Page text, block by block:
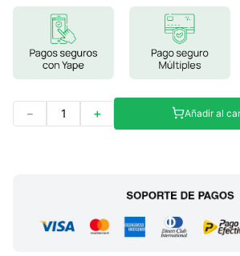
＋
－ Añadir al